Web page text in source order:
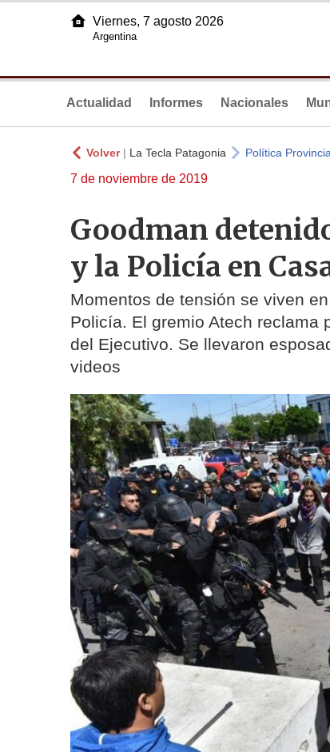
Viernes, 7 agosto 2026
Argentina
Actualidad Informes Nacionales
Volver| La Tecla Patagonia Política
7 de noviembre de 2019
Goodman
y la Policía en
Momentos de tensión se viven
Policía. El gremio Atech reclama
del Ejecutivo. Se llevaron
videos